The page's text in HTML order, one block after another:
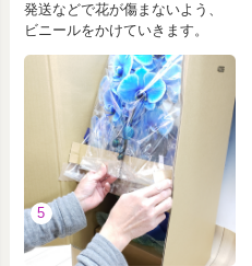
発送などで花が傷まないよう、
ビニールをかけていきます。
5